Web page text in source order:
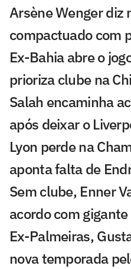
Arsène Wenger diz
compactuado com
Ex-Bahia abre o
prioriza clube na
Salah encaminha
após deixar o
Lyon perde na
aponta falta de
Sem clube, Enner
acordo com
Ex-Palmeiras,
nova temporada